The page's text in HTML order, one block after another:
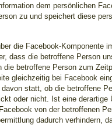
dem persönlichen
zu und speichert diese
die Facebook-Komponente
dass die betroffene Person
die betroffene Person zum
gleichzeitig bei Facebook
statt, ob die betroffene
oder nicht. Ist eine derartige
von der betroffenen
dadurch verhindern,